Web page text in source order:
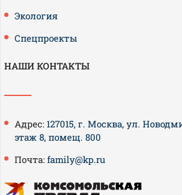
Экология
Спецпроекты
НАШИ КОНТАКТЫ
Адрес: 127015, г. Москва, ул.
этаж 8, помещ. 800
Почта: family@kp.ru